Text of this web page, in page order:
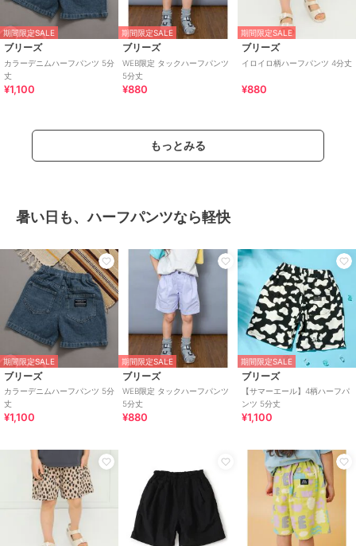
期間限定SALE
ブリーズ
カラーデニムハーフパンツ 5分
丈
¥1,100
期間限定SALE
ブリーズ
WEB限定 タックハーフパンツ
5分丈
¥880
期間限定SALE
ブリーズ
イロイロ柄ハーフパンツ 4分丈
¥880
もっとみる
暑い日も、ハーフパンツなら軽快
期間限定SALE
ブリーズ
カラーデニムハーフパンツ 5分
丈
¥1,100
期間限定SALE
ブリーズ
WEB限定 タックハーフパンツ
5分丈
¥880
期間限定SALE
ブリーズ
【サマーエール】4柄ハーフパ
ンツ 5分丈
¥1,100